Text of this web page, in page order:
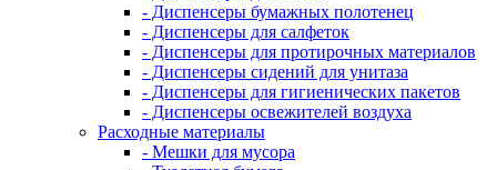
- Диспенсеры бумажных полотенец
- Диспенсеры для салфеток
- Диспенсеры для протирочных материалов
- Диспенсеры сидений для унитаза
- Диспенсеры для гигиенических пакетов
- Диспенсеры освежителей воздуха
Расходные материалы
- Мешки для мусора